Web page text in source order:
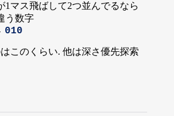
1マス飛ばして2つ並んでるなら
う数字
010
このくらい. 他は深さ優先探索